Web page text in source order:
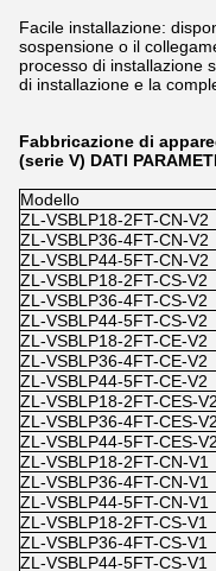
Facile installazione:
sospensione o il
processo di installazione
di installazione e la
Fabbricazione di
(serie V) DATI
Modello
ZL-VSBLP18-2FT-CN-V2
ZL-VSBLP36-4FT-CN-V2
ZL-VSBLP44-5FT-CN-V2
ZL-VSBLP18-2FT-CS-V2
ZL-VSBLP36-4FT-CS-V2
ZL-VSBLP44-5FT-CS-V2
ZL-VSBLP18-2FT-CE-V2
ZL-VSBLP36-4FT-CE-V2
ZL-VSBLP44-5FT-CE-V2
ZL-VSBLP18-2FT-CES-V2
ZL-VSBLP36-4FT-CES-V2
ZL-VSBLP44-5FT-CES-V2
ZL-VSBLP18-2FT-CN-V1
ZL-VSBLP36-4FT-CN-V1
ZL-VSBLP44-5FT-CN-V1
ZL-VSBLP18-2FT-CS-V1
ZL-VSBLP36-4FT-CS-V1
ZL-VSBLP44-5FT-CS-V1